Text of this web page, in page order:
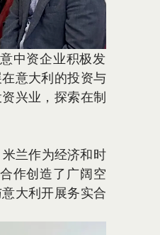
意大利的投资与
兴业，探索在制
作创造了广阔空
大利开展务实合